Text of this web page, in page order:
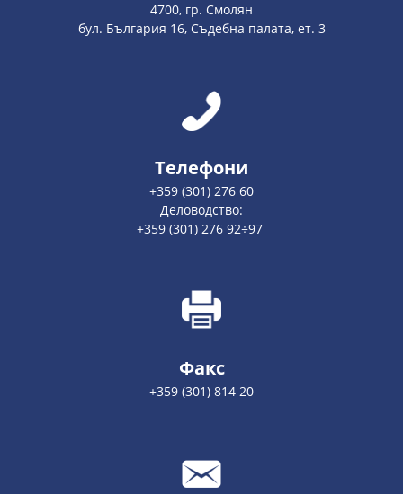
4700, гр. Смолян
бул. България 16, Съдебна палата, ет. 3
Телефони
+359 (301) 276 60
Деловодство:
+359 (301) 276 92÷97
Факс
+359 (301) 814 20